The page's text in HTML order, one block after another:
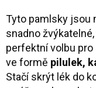
Tyto pamlsky jsou
snadno
perfektní volbu pro
ve formě pilulek,
Stačí skrýt lék do